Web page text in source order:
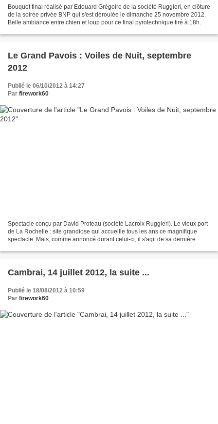
Bouquet final réalisé par Edouard Grégoire de la société Ruggieri, en clôture
de la soirée privée BNP qui s'est déroulée le dimanche 25 novembre 2012.
Belle ambiance entre chien et loup pour ce final pyrotechnique tiré à 18h.
Le Grand Pavois : Voiles de Nuit, septembre
2012
Publié le 06/10/2012 à 14:27
Par firework60
Spectacle conçu par David Proteau (société Lacroix Ruggieri). Le vieux port
de La Rochelle : site grandiose qui accueille tous les ans ce magnifique
spectacle. Mais, comme annoncé durant celui-ci, il s'agit de sa dernière
Cambrai, 14 juillet 2012, la suite ...
Publié le 18/08/2012 à 10:59
Par firework60